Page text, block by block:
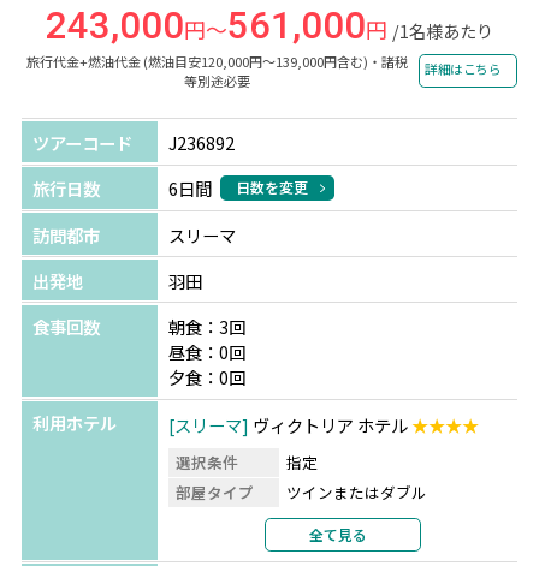
243,000円～561,000円 /1名様あたり
旅行代金+燃油代金 (燃油目安120,000円～139,000円含む)・諸税
等別途必要
詳細はこちら
ツアーコード
J236892
旅行日数
6日間 日数を変更
訪問都市
スリーマ
出発地
羽田
食事回数
朝食：3回
昼食：0回
夕食：0回
利用ホテル
スリーマ ヴィクトリア ホテル★★★★
選択条件
指定
部屋タイプ
ツインまたはダブル
2名1室利用
部屋カテゴリ
指定なし
全て見る